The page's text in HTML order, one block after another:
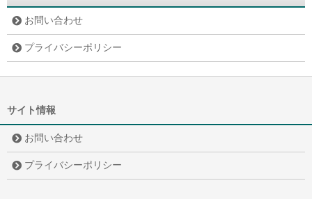
お問い合わせ
プライバシーポリシー
サイト情報
お問い合わせ
プライバシーポリシー